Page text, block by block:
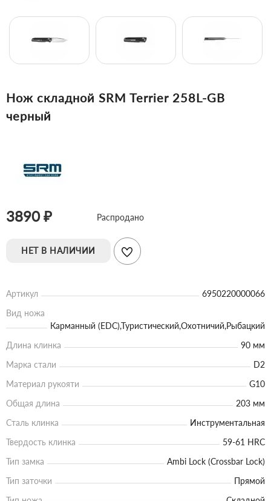
Нож складной SRM Terrier 258L-GB
черный
3890 ₽ Распродано
НЕТ В НАЛИЧИИ
Артикул
6950220000066
Вид ножа
Карманный (EDC),Туристический,Охотничий,Рыбацкий
Длина клинка
90 мм
Марка стали
D2
Материал рукояти
G10
Общая длина
203 мм
Сталь клинка
Инструментальная
Твердость клинка
59-61 HRC
Тип замка
Ambi Lock (Crossbar Lock)
Тип заточки
Прямой